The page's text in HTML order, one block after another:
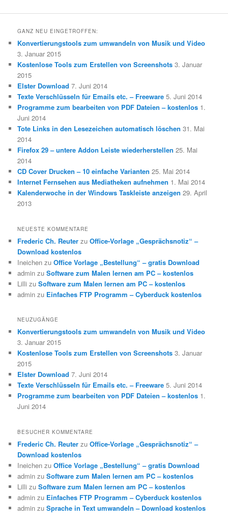
GANZ NEU EINGETROFFEN:
Konvertierungstools zum umwandeln von Musik und Video
3. Januar 2015
Kostenlose Tools zum Erstellen von Screenshots 3. Januar
2015
Elster Download 7. Juni 2014
Texte Verschlüsseln für Emails etc. – Freeware 5. Juni 2014
Programme zum bearbeiten von PDF Dateien – kostenlos 1.
Juni 2014
Tote Links in den Lesezeichen automatisch löschen 31. Mai
2014
Firefox 29 – untere Addon Leiste wiederherstellen 25. Mai
2014
CD Cover Drucken – 10 einfache Varianten 25. Mai 2014
Internet Fernsehen aus Mediatheken aufnehmen 1. Mai 2014
Kalenderwoche in der Windows Taskleiste anzeigen 29. April
2013
NEUESTE KOMMENTARE
Frederic Ch. Reuter zuOffice-Vorlage „Gesprächsnotiz“ –
Download kostenlos
Ineichen zuOffice Vorlage „Bestellung“ – gratis Download
admin zuSoftware zum Malen lernen am PC – kostenlos
Lilli zuSoftware zum Malen lernen am PC – kostenlos
admin zu Einfaches FTP Programm – Cyberduck kostenlos
NEUZUGÄNGE
Konvertierungstools zum umwandeln von Musik und Video
3. Januar 2015
Kostenlose Tools zum Erstellen von Screenshots 3. Januar
2015
Elster Download 7. Juni 2014
Texte Verschlüsseln für Emails etc. – Freeware 5. Juni 2014
Programme zum bearbeiten von PDF Dateien – kostenlos 1.
Juni 2014
BESUCHER KOMMENTARE
Frederic Ch. Reuter zuOffice-Vorlage „Gesprächsnotiz“ –
Download kostenlos
Ineichen zuOffice Vorlage „Bestellung“ – gratis Download
admin zuSoftware zum Malen lernen am PC – kostenlos
Lilli zuSoftware zum Malen lernen am PC – kostenlos
admin zu Einfaches FTP Programm – Cyberduck kostenlos
admin zuSprache in Text umwandeln – Download kostenlos